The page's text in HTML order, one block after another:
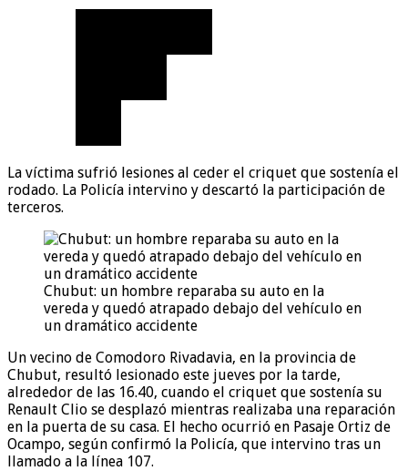
La víctima sufrió lesiones al ceder el criquet que sostenía el
rodado. La Policía intervino y descartó la participación de
terceros.
Chubut: un hombre reparaba su auto en la
vereda y quedó atrapado debajo del vehículo en
un dramático accidente
Un vecino de Comodoro Rivadavia, en la provincia de
Chubut, resultó lesionado este jueves por la tarde,
alrededor de las 16.40, cuando el criquet que sostenía su
Renault Clio se desplazó mientras realizaba una reparación
en la puerta de su casa. El hecho ocurrió en Pasaje Ortiz de
Ocampo, según confirmó la Policía, que intervino tras un
llamado a la línea 107.